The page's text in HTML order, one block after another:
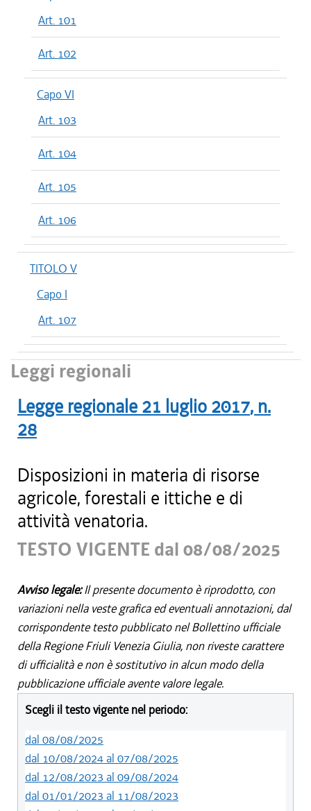
Art. 101
Art. 102
Capo VI
Art. 103
Art. 104
Art. 105
Art. 106
TITOLO V
Capo I
Art. 107
Leggi regionali
Legge regionale 21 luglio 2017, n.
28
Disposizioni in materia di risorse
agricole, forestali e ittiche e di
attività venatoria.
TESTO VIGENTE dal 08/08/2025
Avviso legale:Il presente documento è riprodotto, con
variazioni nella veste grafica ed eventuali annotazioni, dal
corrispondente testo pubblicato nel Bollettino ufficiale
della Regione Friuli Venezia Giulia, non riveste carattere
di ufficialità e non è sostitutivo in alcun modo della
pubblicazione ufficiale avente valore legale.
Scegli il testo vigente nel periodo:
dal 08/08/2025
dal 10/08/2024 al 07/08/2025
dal 12/08/2023 al 09/08/2024
dal 01/01/2023 al 11/08/2023